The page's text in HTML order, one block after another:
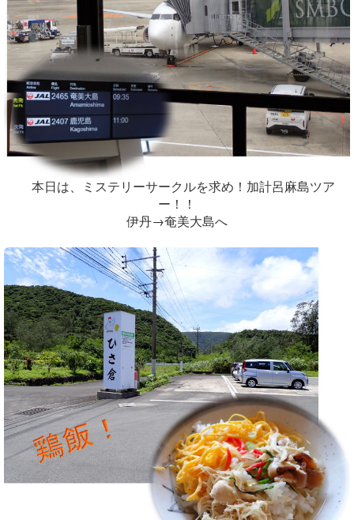
本日は、ミステリーサークルを求め！加計呂麻島ツア
ー！！
伊丹→奄美大島へ